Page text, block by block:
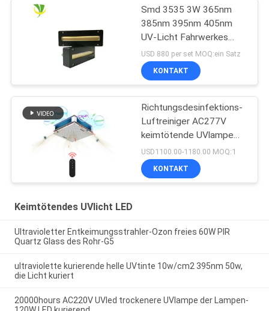
Smd 3535 3W 365nm
385nm 395nm 405nm
UV-Licht Fahrwerkes
LED
USD 880 per set MOQ:ein Satz
KONTAKT
Richtungsdesinfektions-
Luftreiniger AC277V
keimtötende UVlampe
150W Omni
USD1100.00-1180.00 MOQ:1
KONTAKT
Keimtötendes UVlicht LED
Ultravioletter Entkeimungsstrahler-Ozon freies 60W PIR
Quartz Glass des Rohr-G5
ultraviolette kurierende helle UVtinte 10w/cm2 395nm 50w,
die Licht kuriert
20000hours AC220V UVled trockenere UVlampe der Lampen-